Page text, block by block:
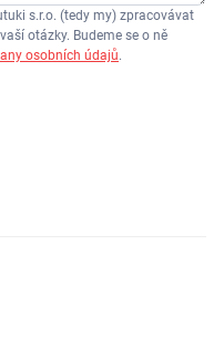
s.r.o. (tedy my) zpracovávat
otázky. Budeme se o ně
osobních údajů.